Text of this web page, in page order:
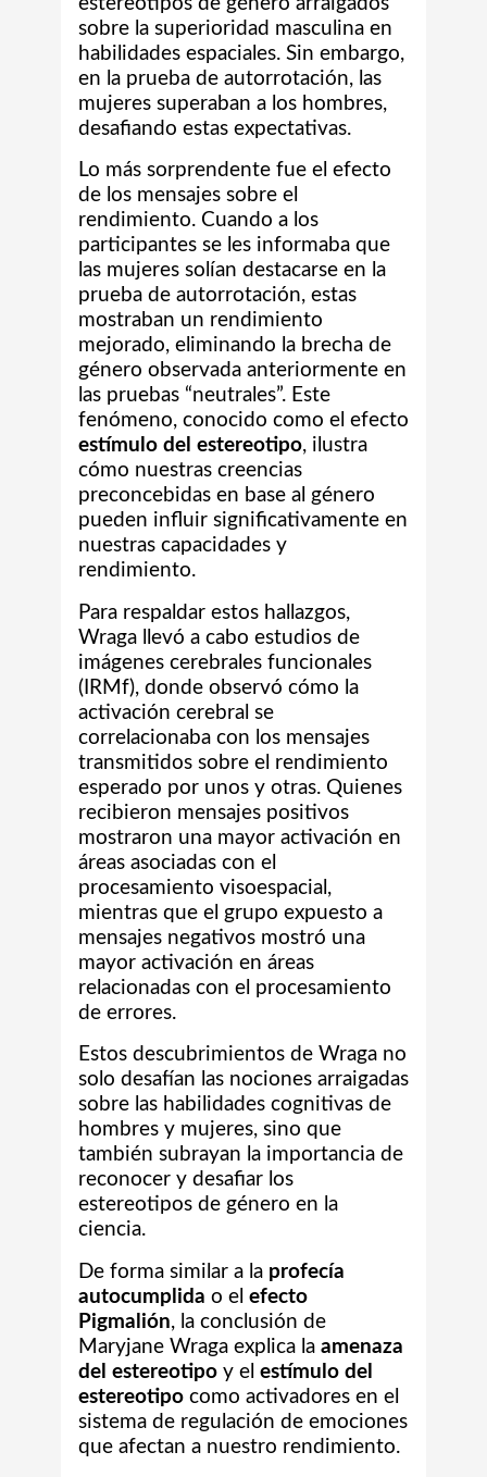
sobre la superioridad masculina en
habilidades espaciales. Sin embargo,
en la prueba de autorrotación, las
mujeres superaban a los hombres,
desafiando estas expectativas.
Lo más sorprendente fue el efecto
de los mensajes sobre el
rendimiento. Cuando a los
participantes se les informaba que
las mujeres solían destacarse en la
prueba de autorrotación, estas
mostraban un rendimiento
mejorado, eliminando la brecha de
género observada anteriormente en
las pruebas “neutrales”. Este
fenómeno, conocido como el efecto
estímulo del estereotipo, ilustra
cómo nuestras creencias
preconcebidas en base al género
pueden influir significativamente en
nuestras capacidades y
rendimiento.
Para respaldar estos hallazgos,
Wraga llevó a cabo estudios de
imágenes cerebrales funcionales
(IRMf), donde observó cómo la
activación cerebral se
correlacionaba con los mensajes
transmitidos sobre el rendimiento
esperado por unos y otras. Quienes
recibieron mensajes positivos
mostraron una mayor activación en
áreas asociadas con el
procesamiento visoespacial,
mientras que el grupo expuesto a
mensajes negativos mostró una
mayor activación en áreas
relacionadas con el procesamiento
de errores.
Estos descubrimientos de Wraga no
solo desafían las nociones arraigadas
sobre las habilidades cognitivas de
hombres y mujeres, sino que
también subrayan la importancia de
reconocer y desafiar los
estereotipos de género en la
ciencia.
De forma similar a la profecía
autocumplida o el efecto
Pigmalión, la conclusión de
Maryjane Wraga explica la amenaza
del estereotipoy el estímulo del
estereotipocomo activadores en el
sistema de regulación de emociones
que afectan a nuestro rendimiento.